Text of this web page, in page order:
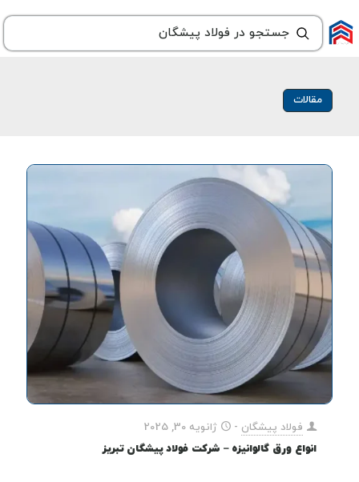
مقالات
فولاد پیشگان -
ژانویه 30, 2025
انواع ورق گالوانیزه – شرکت فولاد پیشگان تبریز